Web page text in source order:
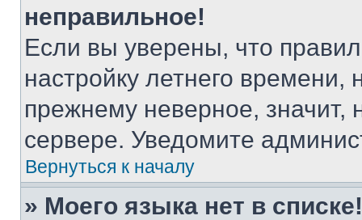
неправильное!
Если вы уверены, что
настройку летнего
прежнему неверное, значит,
сервере. Уведомите
Вернуться к началу
» Моего языка нет в списке!